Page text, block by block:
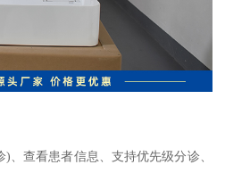
、查看患者信息、支持优先级分诊、